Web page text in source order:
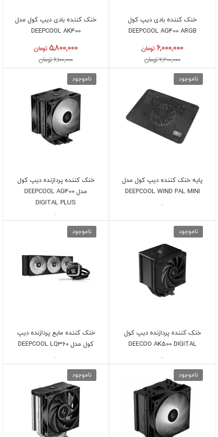
خنک کننده بادی دیپ کول
DEEPCOOL AG400 ARGB
6,000,000 تومان
6,200,000 تومان
خنک کننده بادی دیپ کول مدل
DEEPCOOL AK400
5,800,000 تومان
6,100,000 تومان
ناموجود
پایه خنک کننده دیپ کول مدل
DEEPCOOL WIND PAL MINI
-
ناموجود
خنک کننده پردازنده دیپ کول
مدل DEEPCOOL AG400
DIGITAL PLUS
-
ناموجود
خنک کننده پردازنده دیپ کول
DEECOO AK500 DIGITAL
-
ناموجود
خنک کننده مایع پردازنده دیپ
کول مدل DEEPCOOL LQ360
-
ناموجود ناموجود